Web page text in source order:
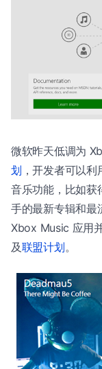
微软昨天低调为
划 ，开发者可以
音乐功能，比如获
手的最新专辑和最
Xbox Music 应用
及联盟计划。